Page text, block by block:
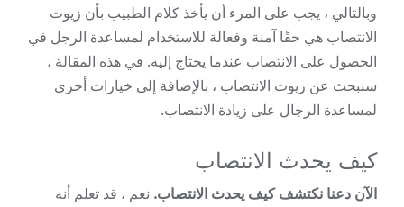
وبالتالي ، يجب على المرء أن يأخذ كلام الطبيب بأن زيوت
الانتصاب هي حقًا آمنة وفعالة للاستخدام لمساعدة الرجل في
الحصول على الانتصاب عندما يحتاج إليه. في هذه المقالة ،
سنبحث عن زيوت الانتصاب ، بالإضافة إلى خيارات أخرى
لمساعدة الرجال على زيادة الانتصاب.
كيف يحدث الانتصاب
الآن دعنا نكتشف كيف يحدث الانتصاب. نعم ، قد تعلم أنه